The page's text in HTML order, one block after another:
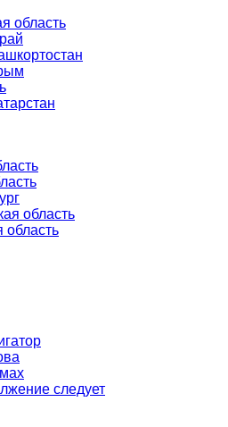
область
область
область
следует